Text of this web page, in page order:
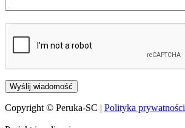
Copyright © Peruka-SC | Polityka prywatności